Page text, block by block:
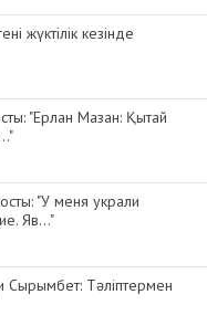
жүктілік кезінде
"Ерлан Мазан: Қытай
"У меня украли
Яв..."
Сырымбет: Тәліптермен